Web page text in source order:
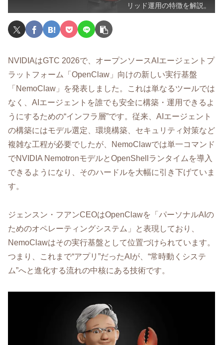
リッド運用の特徴を解説。
NVIDIAはGTC 2026で、オープンソースAIエージェントプ
ラットフォーム「OpenClaw」向けの新しい実行基盤
「NemoClaw」を発表しました。これは単なるツールでは
なく、AIエージェントを誰でも安全に構築・運用できるよ
うにするための“インフラ層”です。従来、AIエージェント
の構築にはモデル選定、環境構築、セキュリティ対策など
複雑な工程が必要でしたが、NemoClawでは単一コマンド
でNVIDIA NemotronモデルとOpenShellランタイムを導入
できるようになり、そのハードルを大幅に引き下げていま
す。
ジェンスン・フアンCEOはOpenClawを「パーソナルAIの
ためのオペレーティングシステム」と表現しており、
NemoClawはその実行基盤として位置づけられています。
つまり、これまで“アプリ”だったAIが、“常時動くシステ
ム”へと進化する流れの中核にある技術です。